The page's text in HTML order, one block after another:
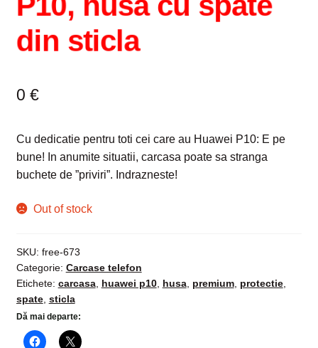
Privacy Policy
din sticla
0 €
Cu dedicatie pentru toti cei care au Huawei P10: E pe
bune! In anumite situatii, carcasa poate sa stranga
buchete de ”priviri”. Indrazneste!
Out of stock
SKU: free-673
Categorie: Carcase telefon
Etichete: carcasa, huawei p10, husa, premium, protectie,
spate, sticla
Dă mai departe: